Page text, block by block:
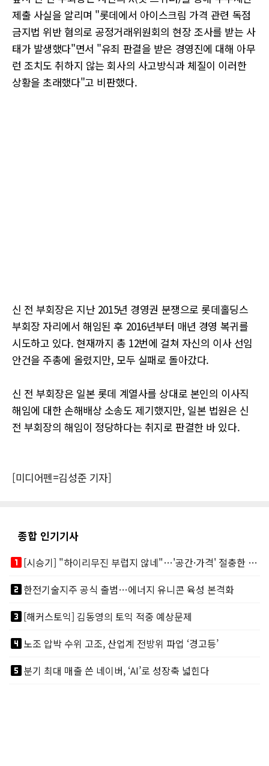
제출 사실을 알리며 "롯데에서 아이스크림 가격 관련 독점
금지법 위반 혐의로 공정거래위원회의 현장 조사를 받는 사
태가 발생했다"면서 "유죄 판결을 받은 경영진에 대해 아무
런 조치도 취하지 않는 회사의 사고방식과 체질이 이러한
상황을 초래했다"고 비판했다.
신 전 부회장은 지난 2015년 경영권 분쟁으로 롯데홀딩스
부회장 자리에서 해임된 후 2016년부터 매년 경영 복귀를
시도하고 있다. 현재까지 총 12번에 걸쳐 자신의 이사 선임
안건을 주총에 올렸지만, 모두 실패로 돌아갔다.
신 전 부회장은 일본 롯데 계열사를 상대로 본인의 이사직
해임에 대한 손해배상 소송도 제기했지만, 일본 법원은 신
전 부회장의 해임이 정당하다는 취지로 판결한 바 있다.
[미디어펜=김성준 기자]
종합 인기기사
looks_one
[시승기] "하이리무진 부럽지 않네"…'공간·가격' 절충한 카니발 하이루프
looks_two한전기술지주 공식 출범…에너지 유니콘 육성 본격화
looks_3[해커스토익] 김동영의 토익 적중 예상문제
looks_4노조 압박 수위 고조, 산업계 전방위 파업 ‘경고등’
looks_5분기 최대 매출 쓴 네이버, ‘AI’로 성장축 넓힌다